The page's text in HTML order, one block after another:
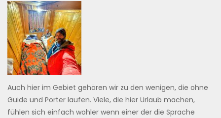
Auch hier im Gebiet gehören wir zu den wenigen, die ohne
Guide und Porter laufen. Viele, die hier Urlaub machen,
fühlen sich einfach wohler wenn einer der die Sprache